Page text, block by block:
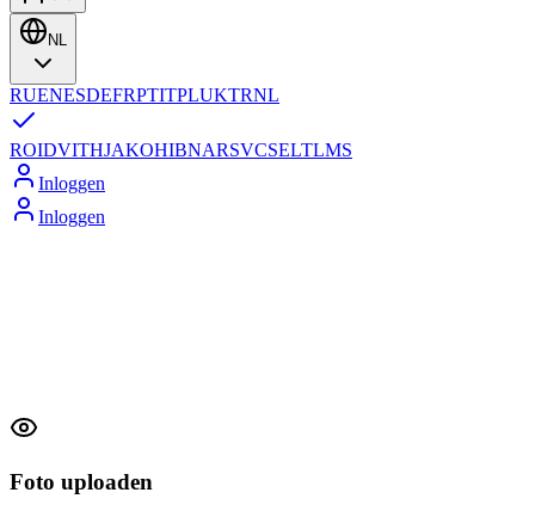
NL
RUENESDEFRPTITPLUKTRNL
ROIDVITHJAKOHIBNARSVCSELTLMS
Inloggen
Inloggen
Foto uploaden